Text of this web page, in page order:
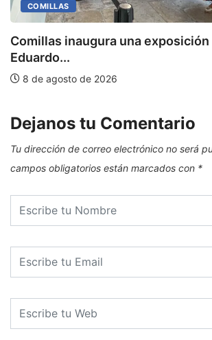
COMILLAS
Comillas inaugura una exposición
Eduardo...
8 de agosto de 2026
Dejanos tu Comentario
Tu dirección de correo electrónico no será
campos obligatorios están marcados con *